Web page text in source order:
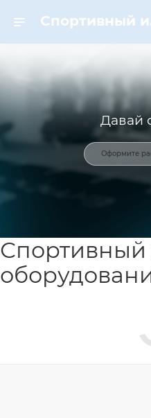
Давай
Оформите
Спортивный